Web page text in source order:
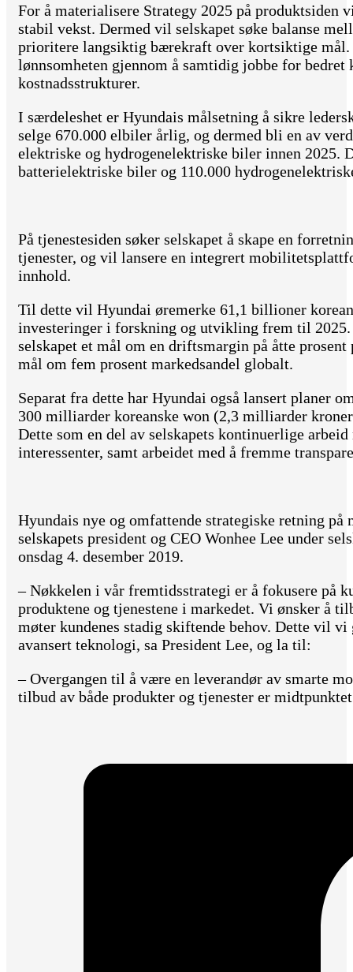
For å materialisere Strategy 2025 på produktsiden
stabil vekst. Dermed vil selskapet søke balanse
prioritere langsiktig bærekraft over kortsiktige mål.
lønnsomheten gjennom å samtidig jobbe for
kostnadsstrukturer.
I særdeleshet er Hyundais målsetning å sikre
selge 670.000 elbiler årlig, og dermed bli en av
elektriske og hydrogenelektriske biler innen 2025.
batterielektriske biler og 110.000
På tjenestesiden søker selskapet å skape en
tjenester, og vil lansere en integrert
innhold.
Til dette vil Hyundai øremerke 61,1 billioner
investeringer i forskning og utvikling frem til 2025.
selskapet et mål om en driftsmargin på åtte
mål om fem prosent markedsandel globalt.
Separat fra dette har Hyundai også lansert planer
300 milliarder koreanske won (2,3 milliarder
Dette som en del av selskapets kontinuerlige
interessenter, samt arbeidet med å fremme
Hyundais nye og omfattende strategiske retning
selskapets president og CEO Wonhee Lee under
onsdag 4. desember 2019.
– Nøkkelen i vår fremtidsstrategi er å fokusere på
produktene og tjenestene i markedet. Vi ønsker å
møter kundenes stadig skiftende behov. Dette vil
avansert teknologi, sa President Lee, og la til:
– Overgangen til å være en leverandør av smarte
tilbud av både produkter og tjenester er